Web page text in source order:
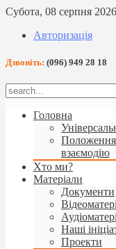
Субота, 08 серпня 2026
Авторизація
Дзвоніть: (096) 949 28 18
Головна
взаємодію
Хто ми?
Матеріали
Документи
Наші
Проекти